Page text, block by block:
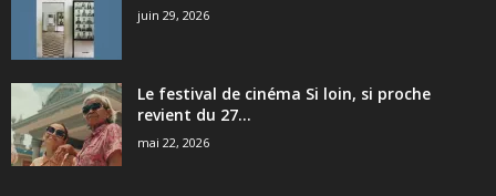
juin 29, 2026
Le festival de cinéma Si loin, si proche
revient du 27...
mai 22, 2026